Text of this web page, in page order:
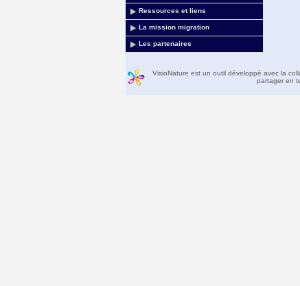
Ressources et liens
La mission migration
Les partenaires
VisioNature est un outil développé avec la
partager en